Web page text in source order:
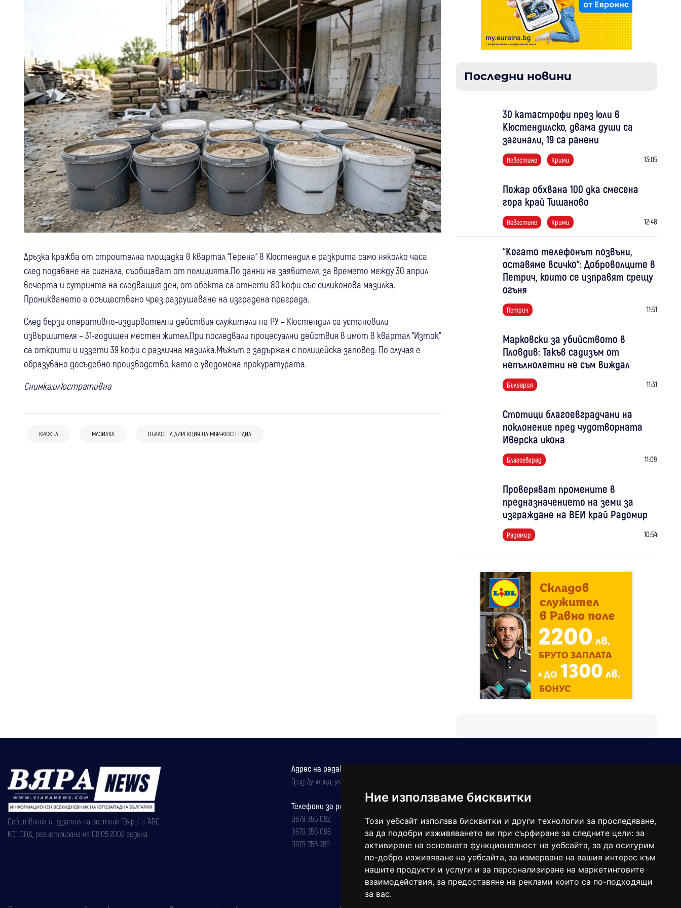
Ние използваме бисквитки
Този уебсайт използва бисквитки и други технологии за проследяване,
за да подобри изживяването ви при сърфиране за следните цели: за
активиране на основната функционалност на уебсайта, за да осигурим
по-добро изживяване на уебсайта, за измерване на вашия интерес към
нашите продукти и услуги и за персонализиране на маркетинговите
взаимодействия, за предоставяне на реклами които са по-подходящи
за вас.
Дръзка кражба от строителна площадка в квартал “Герена“ в Кюстендил е разкрита само няколко часа
след подаване на сигнала, съобщават от полицията.По данни на заявителя, за времето между 30 април
вечерта и сутринта на следващия ден, от обекта са отнети 80 кофи със силиконова мазилка.
Проникването е осъществено чрез разрушаване на изградена преграда.
След бързи оперативно-издирвателни действия служители на РУ – Кюстендил са установили
извършителя – 31-годишен местен жител.При последвали процесуални действия в имот в квартал “Изток“
са открити и иззети 39 кофи с различна мазилка.Мъжът е задържан с полицейска заповед. По случая е
образувано досъдебно производство, като е уведомена прокуратурата.
Снимка:илюстративна
КРАЖБА МАЗИЛКА ОБЛАСТНА ДИРЕКЦИЯ НА МВР-КЮСТЕНДИЛ
блок в Кюстендил:Полицията разследва
17 декара стърнища изгоряха край
Цървище вече е локализиран
закусвалня в Кюстендил – полицията
Хванаха шофьор с 1,61 промила, колата
Удар пред кръгово в Кюстендил: 76-
Последни новини
30 катастрофи през юли в
Кюстендилско, двама души са
загинали, 19 са ранени
Невестино Крими 13:05
Пожар обхвана 100 дка смесена
гора край Тишаново
Невестино Крими 12:48
“Когато телефонът позвъни,
оставяме всичко“: Доброволците в
Петрич, които се изправят срещу
огъня
Петрич 11:51
Марковски за убийството в
Пловдив: Такъв садизъм от
непълнолетни не съм виждал
България 11:31
Стотици благоевградчани на
поклонение пред чудотворната
Иверска икона
Благоевград 11:09
Проверяват промените в
предназначението на земи за
изграждане на ВЕИ край Радомир
Радомир 10:54
Собственик и издател на вестник "Вяра" е "АВС
КО" ООД, регистрирана на 08.05.2002 година.
Адрес на редакцията
Град Дупница, ул.''Христо Ботев" 43
Телефони за реклама и абонаменти
0879 356 082
0879 356 098
0879 356 289
balgarkanews@gmail.com